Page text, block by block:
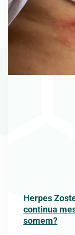
Herpes
continua
somem?